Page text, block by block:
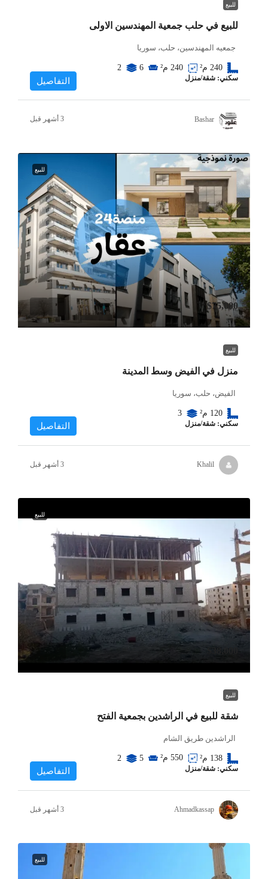
للبيع
للبيع في حلب جمعية المهندسين الاولى
جمعيه المهندسين، حلب، سوريا
240 م² 240 م² 6
2
سكني: شقة/منزل التفاصيل
Bashar
للبيع
$75,000
للبيع
منزل في الفيض وسط المدينة
الفيض، حلب، سوريا
120 م² 3
سكني: شقة/منزل التفاصيل
Khalil
للبيع
للبيع
شقة للبيع في الراشدين بجمعية الفتح
الراشدين طريق الشام
138 م² 550 م² 5
2
سكني: شقة/منزل التفاصيل
Ahmadkassap
للبيع